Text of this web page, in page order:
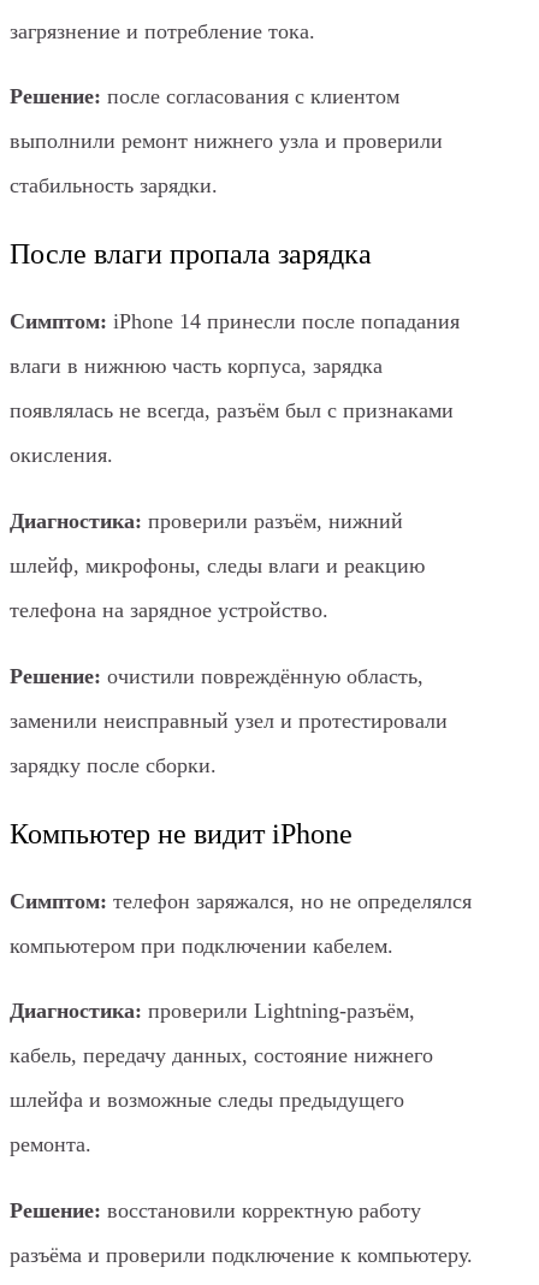
загрязнение и потребление тока.
Решение: после согласования с клиентом
выполнили ремонт нижнего узла и проверили
стабильность зарядки.
После влаги пропала зарядка
Симптом: iPhone 14 принесли после попадания
влаги в нижнюю часть корпуса, зарядка
появлялась не всегда, разъём был с признаками
окисления.
Диагностика: проверили разъём, нижний
шлейф, микрофоны, следы влаги и реакцию
телефона на зарядное устройство.
Решение: очистили повреждённую область,
заменили неисправный узел и протестировали
зарядку после сборки.
Компьютер не видит iPhone
Симптом: телефон заряжался, но не определялся
компьютером при подключении кабелем.
Диагностика: проверили Lightning-разъём,
кабель, передачу данных, состояние нижнего
шлейфа и возможные следы предыдущего
ремонта.
Решение: восстановили корректную работу
разъёма и проверили подключение к компьютеру.